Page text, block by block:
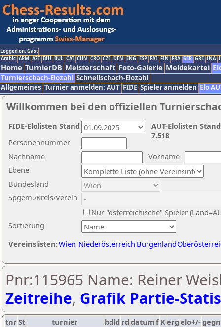
Logged on: Gast
Arabic ARM AZE BIH BUL CAT CHN CRO CZE DEN ENG ESP FAI FIN FRA GER GRE INA
Home TurnierDB Meisterschaft Foto-Galerie Meldekartei
Turnierschach-Elozahl Schnellschach-Elozahl
Allgemeines Turnier anmelden: AUT FIDE Spieler anmelden Elo
Willkommen bei den offiziellen
Nachname
Vorname
Ebene
Sortierung
Personennummer
Bundesland
Spgem./Kreis/Verein
Nur "österreichische" Spieler
Vereinslisten:Wien Niederösterreich Burgenland
AUT-Elolisten
7.518
FIDE-Elolisten Stand
Pnr:115965 Name: Reiner
Zeitreihe, Grafik Partie-
tnrSt turnier bdld rd datumf Kerg elo+/-